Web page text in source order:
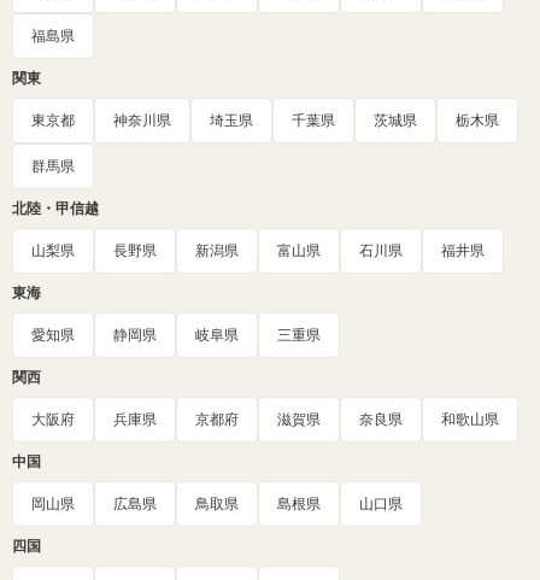
福島県
関東
東京都 神奈川県 埼玉県 千葉県 茨城県 栃木県
群馬県
北陸・甲信越
山梨県 長野県 新潟県 富山県 石川県 福井県
東海
愛知県 静岡県 岐阜県 三重県
関西
大阪府 兵庫県 京都府 滋賀県 奈良県 和歌山県
中国
岡山県 広島県 鳥取県 島根県 山口県
四国